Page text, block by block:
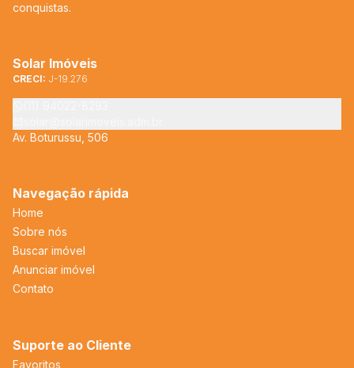
conquistas.
Solar Imóveis
CRECI: J-19.276
Av. Boturussu, 506
Navegação rápida
Home
Sobre nós
Buscar imóvel
Anunciar imóvel
Contato
Suporte ao Cliente
Favoritos